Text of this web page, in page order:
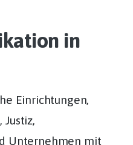
in
Einrichtungen,
Justiz,
Unternehmen mit